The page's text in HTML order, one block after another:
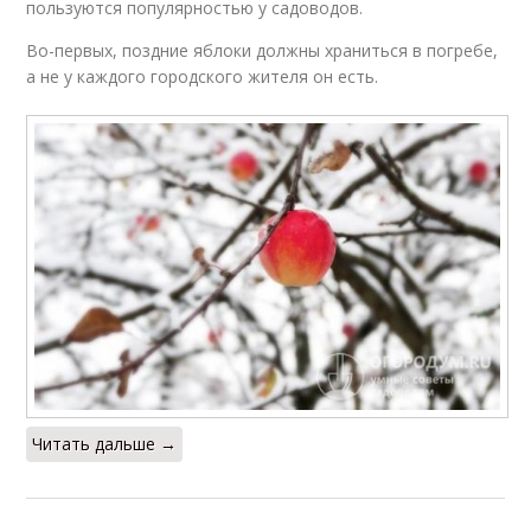
пользуются популярностью у садоводов.
Во-первых, поздние яблоки должны храниться в погребе,
а не у каждого городского жителя он есть.
Читать дальше →